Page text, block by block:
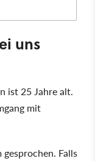
uns
ist 25 Jahre alt.
mit
Falls